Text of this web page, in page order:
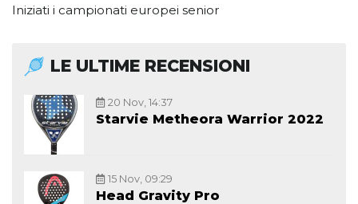
Iniziati i campionati europei senior
LE ULTIME RECENSIONI
20 Nov, 14:37
Starvie Metheora Warrior 2022
15 Nov, 09:29
Head Gravity Pro